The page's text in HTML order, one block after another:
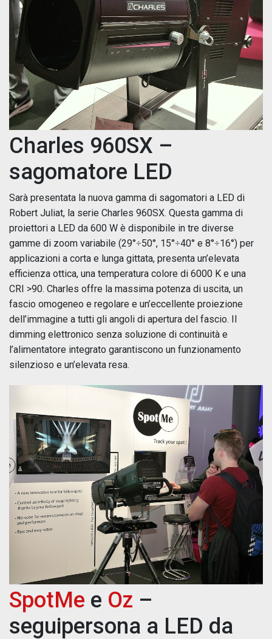
Charles 960SX –
sagomatore LED
Sarà presentata la nuova gamma di sagomatori a LED di
Robert Juliat, la serie Charles 960SX. Questa gamma di
proiettori a LED da 600 W è disponibile in tre diverse
gamme di zoom variabile (29°÷50°, 15°÷40° e 8°÷16°) per
applicazioni a corta e lunga gittata, presenta un’elevata
efficienza ottica, una temperatura colore di 6000 K e una
CRI >90. Charles offre la massima potenza di uscita, un
fascio omogeneo e regolare e un’eccellente proiezione
dell’immagine a tutti gli angoli di apertura del fascio. Il
dimming elettronico senza soluzione di continuità e
l’alimentatore integrato garantiscono un funzionamento
silenzioso e un’elevata resa.
SpotMe e Oz –
seguipersona a LED da